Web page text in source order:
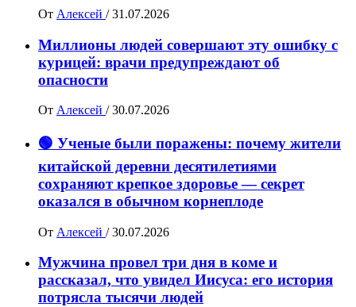
От Алексей / 31.07.2026
Миллионы людей совершают эту ошибку с
курицей: врачи предупреждают об
опасности
От Алексей / 30.07.2026
🟢 Ученые были поражены: почему жители
китайской деревни десятилетиями
сохраняют крепкое здоровье — секрет
оказался в обычном корнеплоде
От Алексей / 30.07.2026
Мужчина провел три дня в коме и
рассказал, что увидел Иисуса: его история
потрясла тысячи людей